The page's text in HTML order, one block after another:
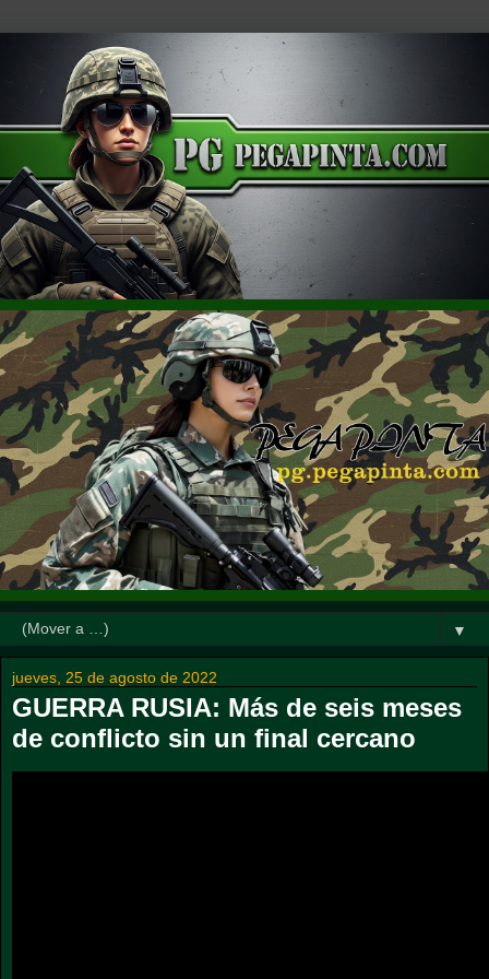
▼
jueves, 25 de agosto de 2022
GUERRA RUSIA: Más de seis meses
de conflicto sin un final cercano